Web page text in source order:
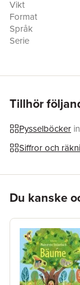
Vikt
Format
Språk
Serie
ISBN
Tillhör
Pysselböcker
Siffror och
Du kanske